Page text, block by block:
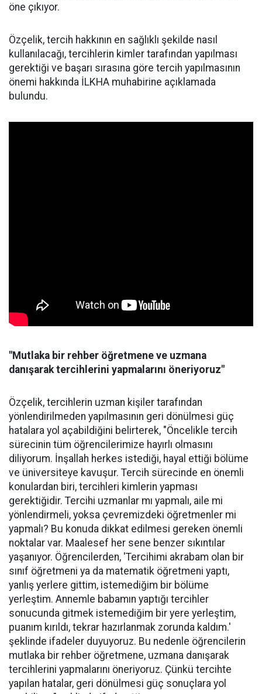
öne çıkıyor.
Özçelik, tercih hakkının en sağlıklı şekilde nasıl
kullanılacağı, tercihlerin kimler tarafından yapılması
gerektiği ve başarı sırasına göre tercih yapılmasının
önemi hakkında İLKHA muhabirine açıklamada
bulundu.
"Mutlaka bir rehber öğretmene ve uzmana
danışarak tercihlerini yapmalarını öneriyoruz"
Özçelik, tercihlerin uzman kişiler tarafından
yönlendirilmeden yapılmasının geri dönülmesi güç
hatalara yol açabildiğini belirterek, "Öncelikle tercih
sürecinin tüm öğrencilerimize hayırlı olmasını
diliyorum. İnşallah herkes istediği, hayal ettiği bölüme
ve üniversiteye kavuşur. Tercih sürecinde en önemli
konulardan biri, tercihleri kimlerin yapması
gerektiğidir. Tercihi uzmanlar mı yapmalı, aile mi
yönlendirmeli, yoksa çevremizdeki öğretmenler mi
yapmalı? Bu konuda dikkat edilmesi gereken önemli
noktalar var. Maalesef her sene benzer sıkıntılar
yaşanıyor. Öğrencilerden, 'Tercihimi akrabam olan bir
sınıf öğretmeni ya da matematik öğretmeni yaptı,
yanlış yerlere gittim, istemediğim bir bölüme
yerleştim. Annemle babamın yaptığı tercihler
sonucunda gitmek istemediğim bir yere yerleştim,
puanım kırıldı, tekrar hazırlanmak zorunda kaldım.'
şeklinde ifadeler duyuyoruz. Bu nedenle öğrencilerin
mutlaka bir rehber öğretmene, uzmana danışarak
tercihlerini yapmalarını öneriyoruz. Çünkü tercihte
yapılan hatalar, geri dönülmesi güç sonuçlara yol